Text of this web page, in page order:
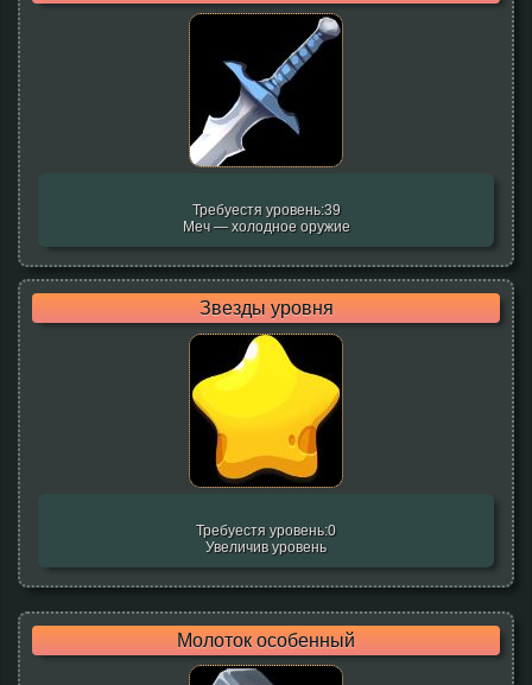
Требуестя уровень:39
Меч — холодное оружие
Звезды уровня
Требуестя уровень:0
Увеличив уровень
Молоток особенный